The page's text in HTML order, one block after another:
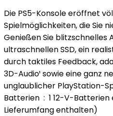
Die PS5-Konsole eröffnet
Spielmöglichkeiten, die Sie
Genießen Sie blitzschnelles
ultraschnellen SSD, ein
durch taktiles Feedback,
3D-Audio¹ sowie eine ganz
unglaublicher PlayStation-
Batterien ‏ : ‎ 1 12-V-Batterien erforderlich. (im
Lieferumfang enthalten)